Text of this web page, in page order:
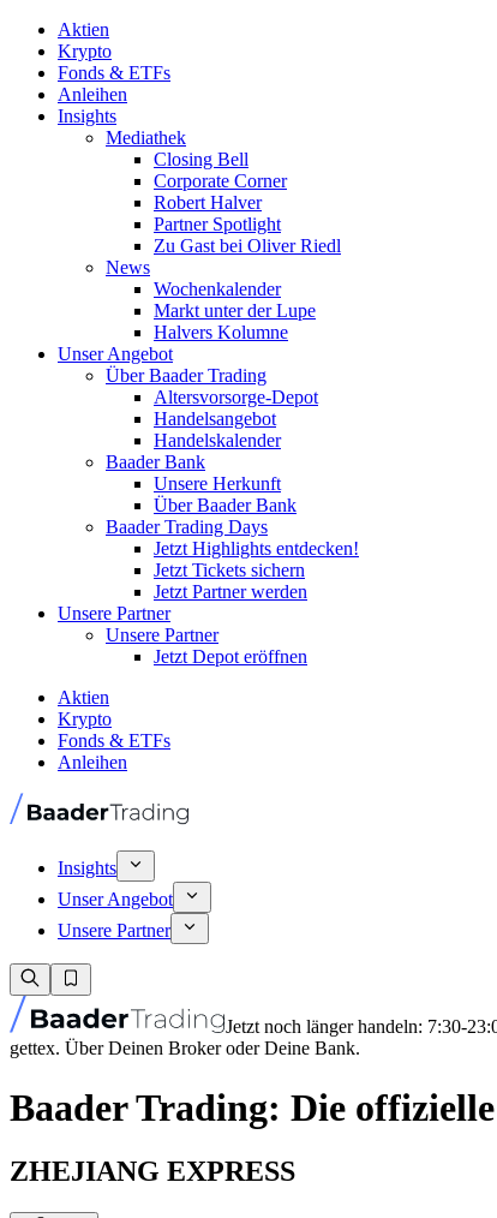
Aktien
Krypto
Fonds & ETFs
Anleihen
Insights
Mediathek
Closing Bell
Corporate Corner
Robert Halver
Partner Spotlight
Zu Gast bei Oliver Riedl
News
Wochenkalender
Markt unter der Lupe
Halvers Kolumne
Unser Angebot
Über Baader Trading
Altersvorsorge-Depot
Handelsangebot
Handelskalender
Baader Bank
Unsere Herkunft
Über Baader Bank
Baader Trading Days
Jetzt Highlights entdecken!
Jetzt Tickets sichern
Jetzt Partner werden
Unsere Partner
Unsere Partner
Jetzt Depot eröffnen
Aktien
Krypto
Fonds & ETFs
Anleihen
Insights
Unser Angebot
Unsere Partner
Jetzt noch länger handeln: 7:30-
gettex. Über Deinen Broker oder Deine Bank.
Baader Trading: Die
ZHEJIANG EXPRESS